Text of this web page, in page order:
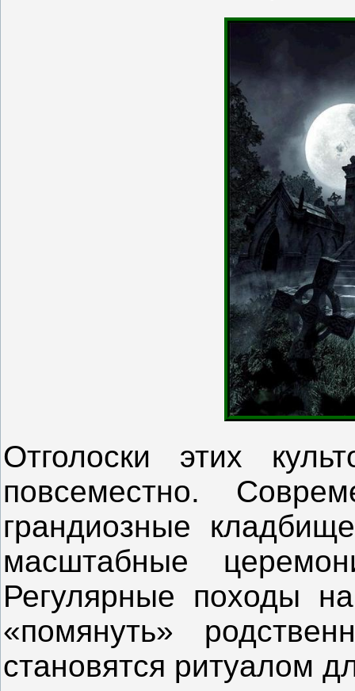
Отголоски этих
повсеместно.
грандиозные
масштабные
Регулярные походы
«помянуть»
становятся ритуалом